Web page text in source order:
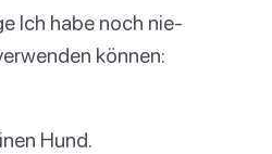
Ich habe noch nie-
können:
Hund.